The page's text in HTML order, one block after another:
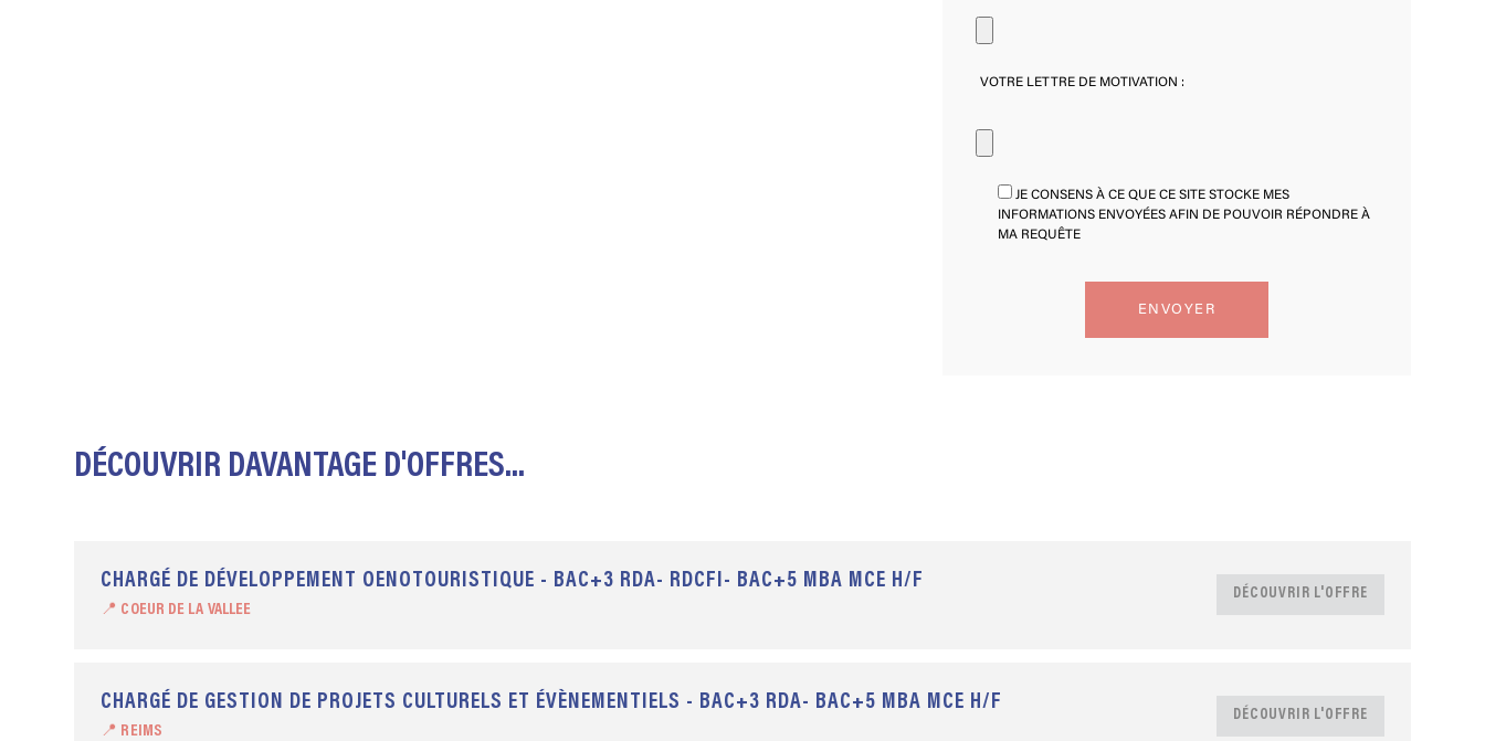
VOTRE LETTRE DE MOTIVATION :
JE CONSENS À CE QUE CE SITE STOCKE MES
INFORMATIONS ENVOYÉES AFIN DE POUVOIR RÉPONDRE À
MA REQUÊTE
DÉCOUVRIR DAVANTAGE D'OFFRES...
CHARGÉ DE DÉVELOPPEMENT OENOTOURISTIQUE - BAC+3 RDA- RDCFI- BAC+5 MBA MCE H/F
📍 COEUR DE LA VALLEE
DÉCOUVRIR L'OFFRE
CHARGÉ DE GESTION DE PROJETS CULTURELS ET ÉVÈNEMENTIELS - BAC+3 RDA- BAC+5 MBA MCE H/F
📍 REIMS
DÉCOUVRIR L'OFFRE